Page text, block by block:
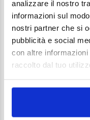
analizzare il nostro
informazioni sul
nostri partner che si
pubblicità e social
con altre
raccolto dal tuo